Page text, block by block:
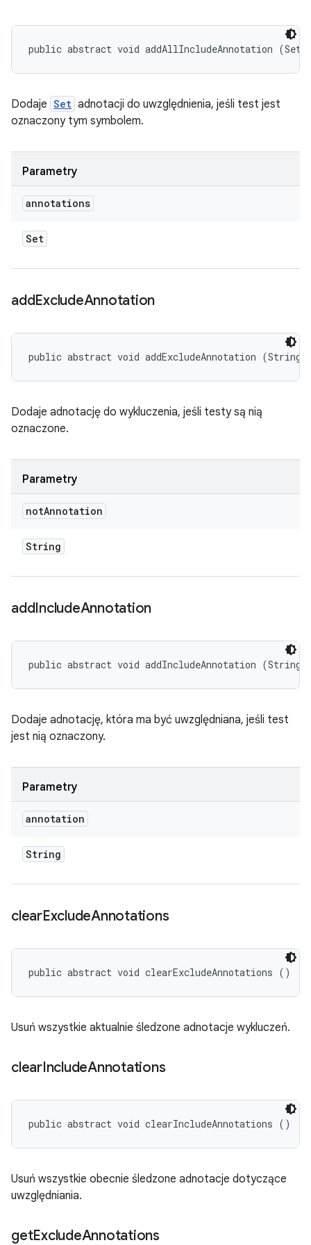
public abstract void addAllIncludeAnnotation
Dodaje Set adnotacji do uwzględnienia, jeśli test jest
oznaczony tym symbolem.
Parametry
annotations
Set
addExcludeAnnotation
public abstract void addExcludeAnnotation (String
Dodaje adnotację do wykluczenia, jeśli testy są nią
oznaczone.
Parametry
notAnnotation
String
addIncludeAnnotation
public abstract void addIncludeAnnotation (String
Dodaje adnotację, która ma być uwzględniana, jeśli test
jest nią oznaczony.
Parametry
annotation
String
clearExcludeAnnotations
public abstract void clearExcludeAnnotations ()
Usuń wszystkie aktualnie śledzone adnotacje wykluczeń.
clearIncludeAnnotations
public abstract void clearIncludeAnnotations ()
Usuń wszystkie obecnie śledzone adnotacje dotyczące
uwzględniania.
getExcludeAnnotations